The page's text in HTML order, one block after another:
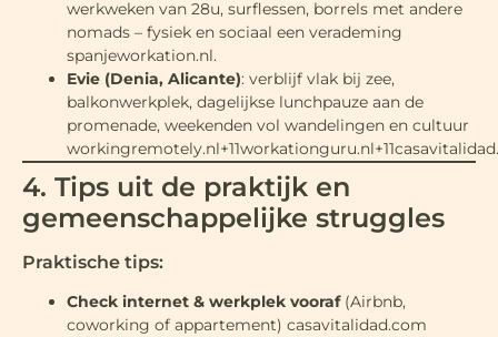
werkweken van 28u, surflessen, borrels met andere
nomads – fysiek en sociaal een verademing
spanjeworkation.nl.
Evie (Denia, Alicante): verblijf vlak bij zee,
balkonwerkplek, dagelijkse lunchpauze aan de
promenade, weekenden vol wandelingen en cultuur
4. Tips uit de praktijk en
gemeenschappelijke struggles
Praktische tips:
Check internet & werkplek vooraf(Airbnb,
coworking of appartement) casavitalidad.com